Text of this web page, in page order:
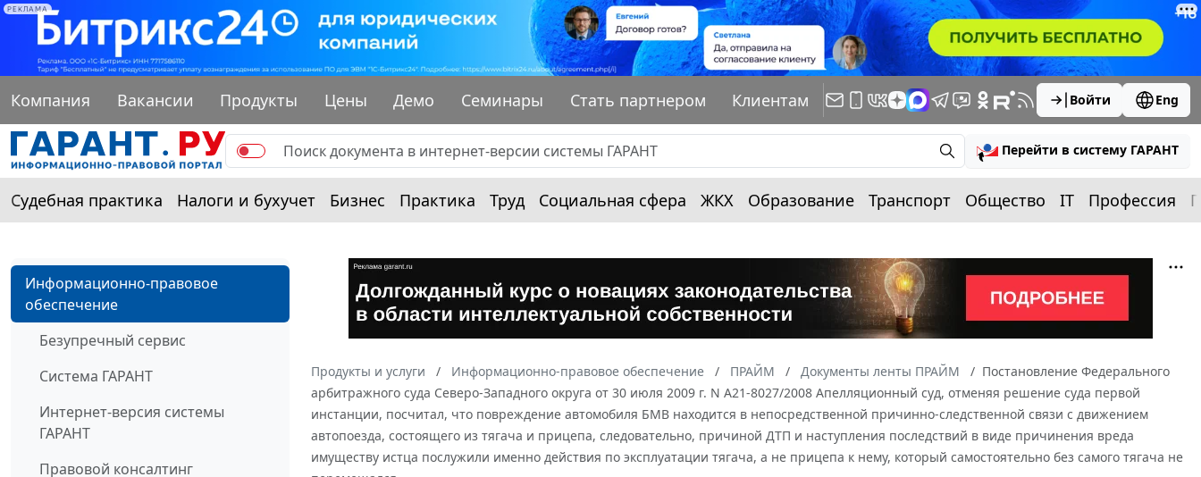
РЕКЛАМА
Компания Вакансии Продукты Цены Демо Семинары Стать партнером Клиентам Войти Eng
Перейти в систему ГАРАНТ
Судебная практика Налоги и бухучет Бизнес Практика Труд Социальная сфера ЖКХ Образование Транспорт Общество IT Профессия
Информационно-правовое
обеспечение
Безупречный сервис
Система ГАРАНТ
Интернет-версия системы
ГАРАНТ
Правовой консалтинг
Продукты и услуги Информационно-правовое обеспечение ПРАЙМ Документы ленты ПРАЙМ
Постановление Федерального
арбитражного суда Северо-Западного округа от 30 июля 2009 г. N А21-8027/2008 Апелляционный суд, отменяя решение суда первой
инстанции, посчитал, что повреждение автомобиля БМВ находится в непосредственной причинно-следственной связи с движением
автопоезда, состоящего из тягача и прицепа, следовательно, причиной ДТП и наступления последствий в виде причинения вреда
имуществу истца послужили именно действия по эксплуатации тягача, а не прицепа к нему, который самостоятельно без самого тягача не